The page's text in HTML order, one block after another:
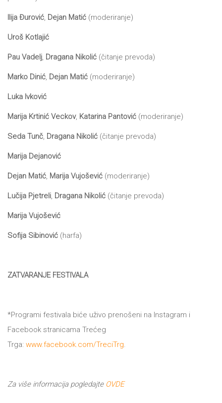
Ilija Đurović, Dejan Matić (moderiranje)
Uroš Kotlajić
Pau Vadelj, Dragana Nikolić (čitanje prevoda)
Marko Dinić, Dejan Matić (moderiranje)
Luka Ivković
Marija Krtinić Veckov, Katarina Pantović (moderiranje)
Seda Tunč, Dragana Nikolić (čitanje prevoda)
Marija Dejanović
Dejan Matić, Marija Vujošević (moderiranje)
Lučija Pjetreli, Dragana Nikolić (čitanje prevoda)
Marija Vujošević
Sofija Sibinović (harfa)
ZATVARANJE FESTIVALA
*Programi festivala biće uživo prenošeni na Instagram i
Facebook stranicama Trećeg
Trga: www.facebook.com/TreciTrg.
Za više informacija pogledajte OVDE